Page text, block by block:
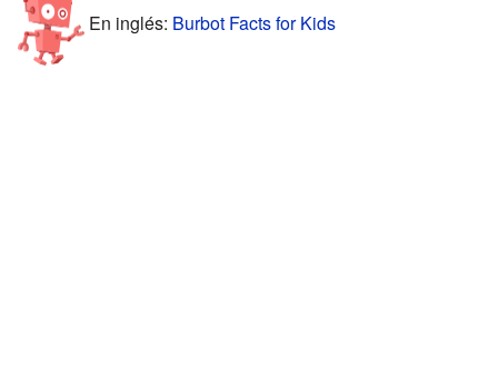
En inglés: Burbot Facts for Kids